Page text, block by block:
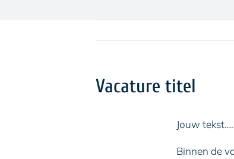
Vacature titel
Jouw tekst….
Binnen de